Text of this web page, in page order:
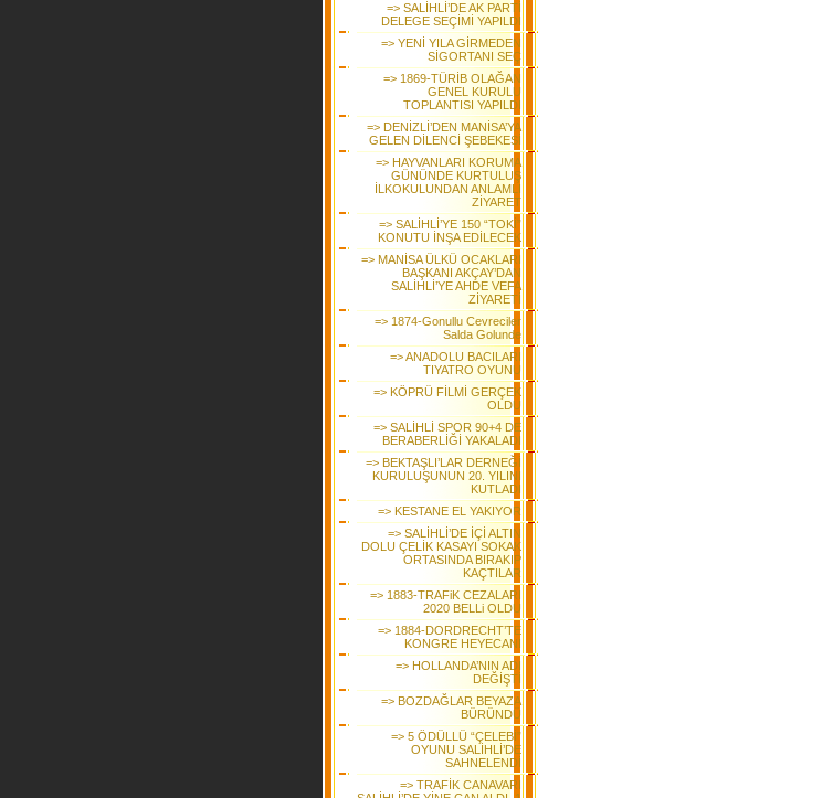
=> SALİHLİ’DE AK PARTİ
DELEGE SEÇİMİ YAPILDI
=> YENİ YILA GİRMEDEN
SİGORTANI SEÇ
=> 1869-TÜRİB OLAĞAN
GENEL KURULU
TOPLANTISI YAPILDI
=> DENİZLİ’DEN MANİSA’YA
GELEN DİLENCİ ŞEBEKESİ
=> HAYVANLARI KORUMA
GÜNÜNDE KURTULUŞ
İLKOKULUNDAN ANLAMLI
ZİYARET
=> SALİHLİ’YE 150 “TOKİ”
KONUTU İNŞA EDİLECEK
=> MANİSA ÜLKÜ OCAKLARI
BAŞKANI AKÇAY’DAN
SALİHLİ’YE AHDE VEFA
ZİYARETİ
=> 1874-Gonullu Cevreciler
Salda Golunde
=> ANADOLU BACILARI
TIYATRO OYUNU
=> KÖPRÜ FİLMİ GERÇEK
OLDU
=> SALİHLİ SPOR 90+4 DE
BERABERLİĞİ YAKALADI
=> BEKTAŞLI’LAR DERNEĞİ
KURULUŞUNUN 20. YILINI
KUTLADI
=> KESTANE EL YAKIYOR
=> SALİHLİ’DE İÇİ ALTIN
DOLU ÇELİK KASAYI SOKAK
ORTASINDA BIRAKIP
KAÇTILAR
=> 1883-TRAFiK CEZALARI
2020 BELLi OLDU
=> 1884-DORDRECHT’TE
KONGRE HEYECANI
=> HOLLANDA’NIN ADI
DEĞİŞTİ
=> BOZDAĞLAR BEYAZA
BÜRÜNDÜ
=> 5 ÖDÜLLÜ “ÇELEBİ”
OYUNU SALİHLİ’DE
SAHNELENDİ
=> TRAFİK CANAVARI